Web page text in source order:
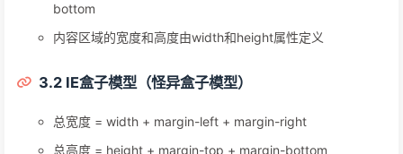
bottom
内容区域的宽度和高度由width和height属性定义
3.2 IE盒子模型（怪异盒子模型）
总宽度 = width + margin-left + margin-right
总高度 = height + margin-top + margin-bottom